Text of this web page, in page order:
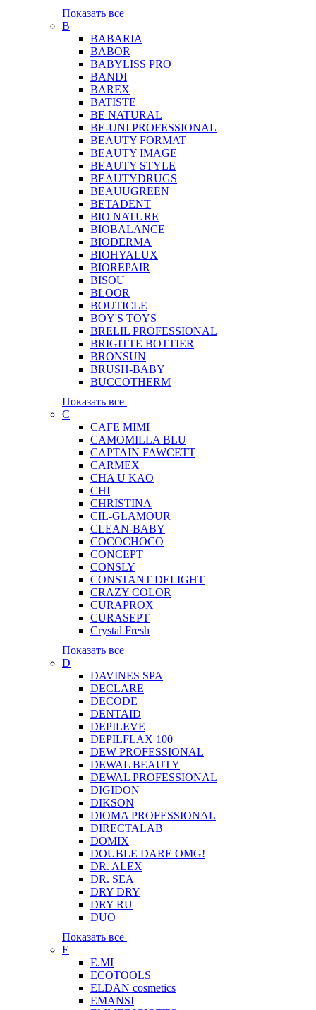
Показать все
B
BABARIA
BABOR
BABYLISS PRO
BANDI
BAREX
BATISTE
BE NATURAL
BE-UNI PROFESSIONAL
BEAUTY FORMAT
BEAUTY IMAGE
BEAUTY STYLE
BEAUTYDRUGS
BEAUUGREEN
BETADENT
BIO NATURE
BIOBALANCE
BIODERMA
BIOHYALUX
BIOREPAIR
BISOU
BLOOR
BOUTICLE
BOY'S TOYS
BRELIL PROFESSIONAL
BRIGITTE BOTTIER
BRONSUN
BRUSH-BABY
BUCCOTHERM
Показать все
C
CAFE MIMI
CAMOMILLA BLU
CAPTAIN FAWCETT
CARMEX
CHA U KAO
CHI
CHRISTINA
CIL-GLAMOUR
CLEAN-BABY
COCOCHOCO
CONCEPT
CONSLY
CONSTANT DELIGHT
CRAZY COLOR
CURAPROX
CURASEPT
Crystal Fresh
Показать все
D
DAVINES SPA
DECLARE
DECODE
DENTAID
DEPILEVE
DEPILFLAX 100
DEW PROFESSIONAL
DEWAL BEAUTY
DEWAL PROFESSIONAL
DIGIDON
DIKSON
DIOMA PROFESSIONAL
DIRECTALAB
DOMIX
DOUBLE DARE OMG!
DR. ALEX
DR. SEA
DRY DRY
DRY RU
DUO
Показать все
E
E.MI
ECOTOOLS
ELDAN cosmetics
EMANSI